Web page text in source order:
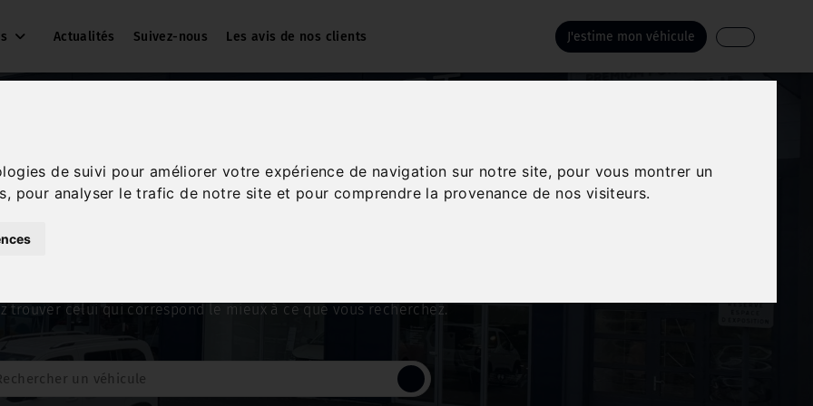
de suivi pour améliorer votre expérience de navigation sur notre site, pour vous montrer un
pour analyser le trafic de notre site et pour comprendre la provenance de nos visiteurs.
Actualités Suivez-nous Les avis de nos clients J'estime mon véhicule
disponibles chezAutomobile Premium
Fontaine.
trouver celui qui correspond le mieux à ce que vous recherchez.